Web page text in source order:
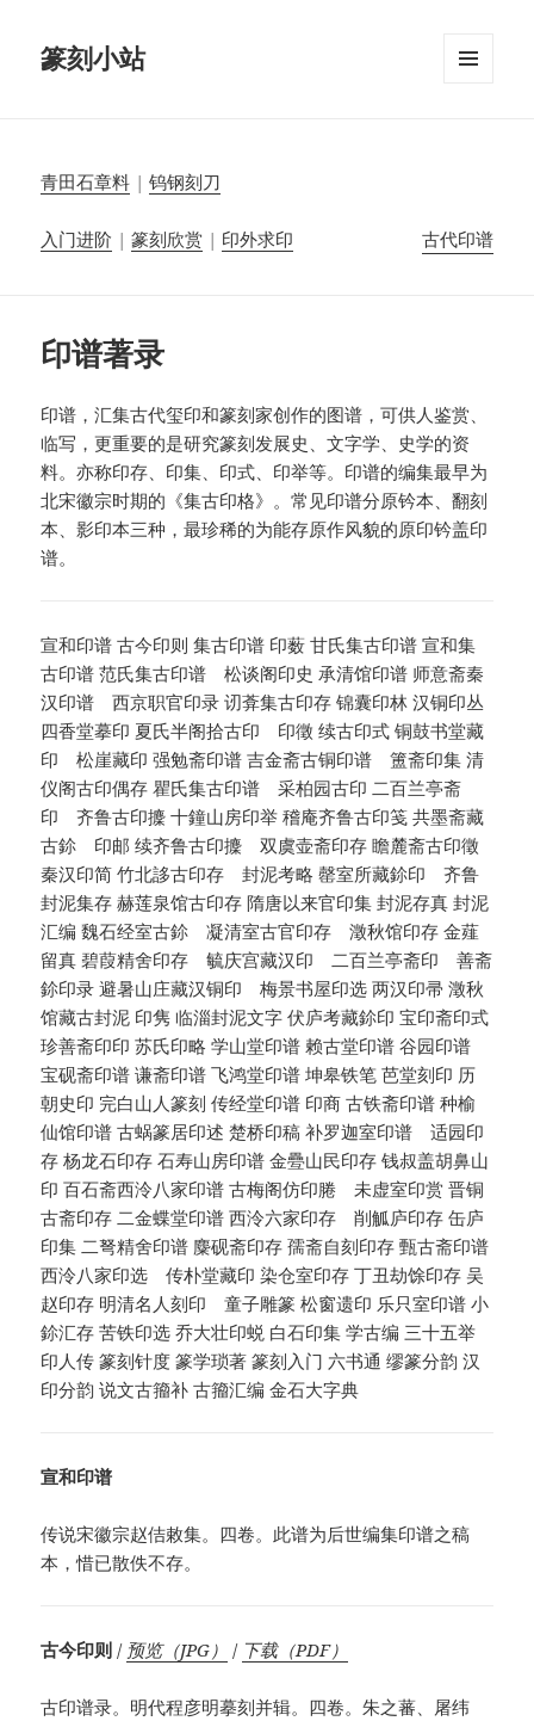
篆刻小站
青田石章料 |钨钢刻刀
入门进阶 |篆刻欣赏 | 印外求印 古代印谱
印谱著录
印谱，汇集古代玺印和篆刻家创作的图谱，可供人鉴赏、
临写，更重要的是研究篆刻发展史、文字学、史学的资
料。亦称印存、印集、印式、印举等。印谱的编集最早为
北宋徽宗时期的《集古印格》。常见印谱分原钤本、翻刻
本、影印本三种，最珍稀的为能存原作风貌的原印钤盖印
谱。
宣和印谱 古今印则 集古印谱 印薮 甘氏集古印谱 宣和集
古印谱 范氏集古印谱 松谈阁印史 承清馆印谱 师意斋秦
汉印谱 西京职官印录 讱葊集古印存 锦囊印林 汉铜印丛
四香堂摹印 夏氏半阁拾古印 印徵 续古印式 铜鼓书堂藏
印 松崖藏印 强勉斋印谱 吉金斋古铜印谱 簠斋印集 清
仪阁古印偶存 瞿氏集古印谱 采柏园古印 二百兰亭斋
印 齐鲁古印攈 十鐘山房印举 稽庵齐鲁古印笺 共墨斋藏
古鉩 印邮 续齐鲁古印攈 双虞壶斋印存 瞻麓斋古印徵
秦汉印简 竹北誃古印存 封泥考略 罄室所藏鉩印 齐鲁
封泥集存 赫莲泉馆古印存 隋唐以来官印集 封泥存真 封泥
汇编 魏石经室古鉩 凝清室古官印存 澂秋馆印存 金薤
留真 碧葭精舍印存 毓庆宫藏汉印 二百兰亭斋印 善斋
鉩印录 避暑山庄藏汉铜印 梅景书屋印选 两汉印帚 澂秋
馆藏古封泥 印隽 临淄封泥文字 伏庐考藏鉩印 宝印斋印式
珍善斋印印 苏氏印略 学山堂印谱 赖古堂印谱 谷园印谱
宝砚斋印谱 谦斋印谱 飞鸿堂印谱 坤皋铁笔 芭堂刻印 历
朝史印 完白山人篆刻 传经堂印谱 印商 古铁斋印谱 种榆
仙馆印谱 古蜗篆居印述 楚桥印稿 补罗迦室印谱 适园印
存 杨龙石印存 石寿山房印谱 金疉山民印存 钱叔盖胡鼻山
印 百石斋西泠八家印谱 古梅阁仿印腃 未虚室印赏 晋铜
古斋印存 二金蝶堂印谱 西泠六家印存 削觚庐印存 缶庐
印集 二弩精舍印谱 麋砚斋印存 孺斋自刻印存 甄古斋印谱
西泠八家印选 传朴堂藏印 染仓室印存 丁丑劫馀印存 吴
赵印存 明清名人刻印 童子雕篆 松窗遗印 乐只室印谱 小
鉩汇存 苦铁印选 乔大壮印蜕 白石印集 学古编 三十五举
印人传 篆刻针度 篆学琐著 篆刻入门 六书通 缪篆分韵 汉
印分韵 说文古籀补 古籀汇编 金石大字典
宣和印谱
传说宋徽宗赵佶敕集。四卷。此谱为后世编集印谱之稿
本，惜已散佚不存。
古今印则 / 预览（JPG） / 下载（PDF）
古印谱录。明代程彦明摹刻并辑。四卷。朱之蕃、屠纬